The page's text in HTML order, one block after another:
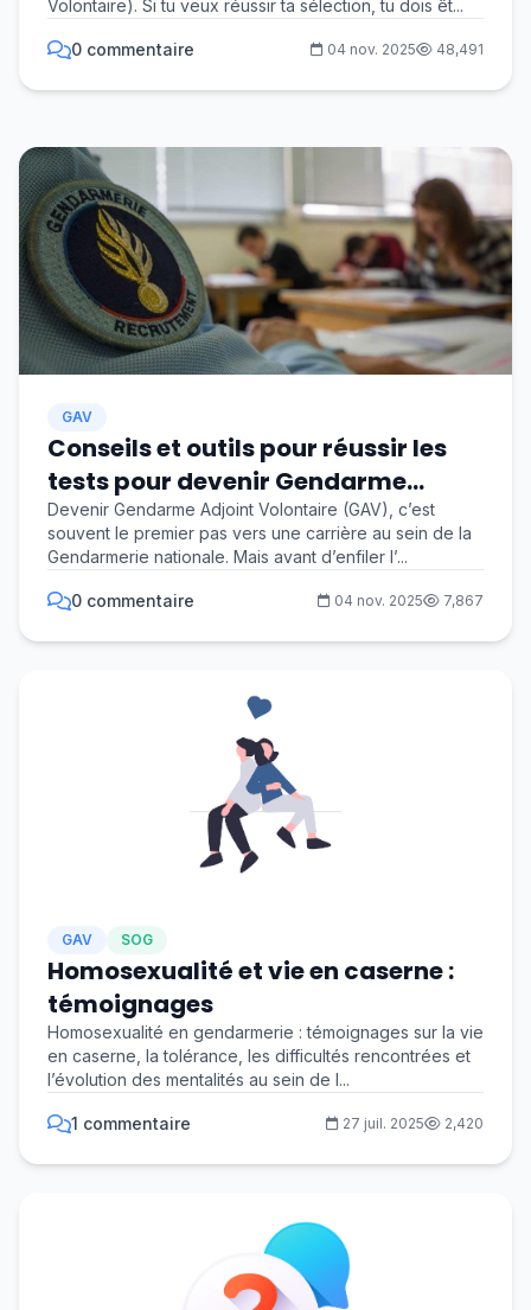
Volontaire). Si tu veux réussir ta sélection, tu dois êt...
0 commentaire 04 nov. 2025 48,491
GAV
Conseils et outils pour réussir les
tests pour devenir Gendarme
Adjoint Volontaire (GAV) en 2025
Devenir Gendarme Adjoint Volontaire (GAV), c’est
souvent le premier pas vers une carrière au sein de la
Gendarmerie nationale. Mais avant d’enfiler l’...
0 commentaire 04 nov. 2025 7,867
GAV SOG
Homosexualité et vie en caserne :
témoignages
Homosexualité en gendarmerie : témoignages sur la vie
en caserne, la tolérance, les difficultés rencontrées et
l’évolution des mentalités au sein de l...
1 commentaire 27 juil. 2025 2,420